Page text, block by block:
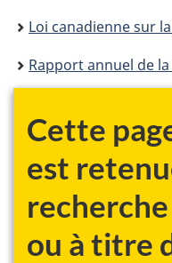
Loi canadienne sur la
Rapport annuel de la Loi canadienne sur la
Cette
est
recherche
ou à titre